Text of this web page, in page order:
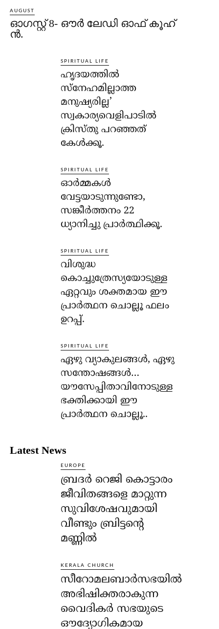
AUGUST
ഓഗസ്റ്റ് 8- ഔര്‍ ലേഡി ഓഫ് കൂഹ്
ന്‍.
SPIRITUAL LIFE
ഹൃദയത്തില്‍
സ്‌നേഹമില്ലാത്ത
മനുഷ്യരില്ല’
സ്വകാര്യവെളിപാടില്‍
ക്രിസ്തു പറഞ്ഞത്
കേള്‍ക്കൂ.
SPIRITUAL LIFE
ഓര്‍മ്മകള്‍
വേട്ടയാടുന്നുണ്ടോ,
സങ്കീര്‍ത്തനം 22
ധ്യാനിച്ചു പ്രാര്‍ത്ഥിക്കൂ.
SPIRITUAL LIFE
വിശുദ്ധ
കൊച്ചുത്രേസ്യയോടുള്ള
ഏറ്റവും ശക്തമായ ഈ
പ്രാര്‍ത്ഥന ചൊല്ലൂ ഫലം
ഉറപ്പ്.
SPIRITUAL LIFE
ഏഴു വ്യാകുലങ്ങള്‍, ഏഴു
സന്തോഷങ്ങള്‍…
യൗസേപ്പിതാവിനോടുള്ള
ഭക്തിക്കായി ഈ
പ്രാര്‍ത്ഥന ചൊല്ലൂ..
Latest News
EUROPE
ബ്രദർ റെജി കൊട്ടാരം
ജീവിതങ്ങളെ മാറ്റുന്ന
സുവിശേഷവുമായി
വീണ്ടും ബ്രിട്ടന്റെ
മണ്ണിൽ
KERALA CHURCH
സീറോമലബാർസഭയിൽ
അഭിഷിക്തരാകുന്ന
വൈദികർ സഭയുടെ
ഔദ്യോഗികമായ